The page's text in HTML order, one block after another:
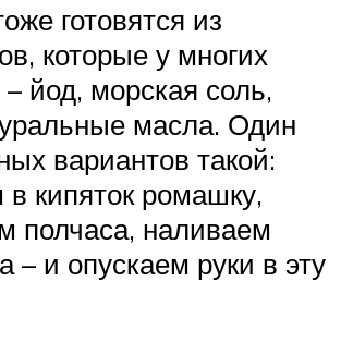
готовятся из
которые у многих
йод, морская соль,
масла. Один
вариантов такой:
кипяток ромашку,
полчаса, наливаем
– и опускаем руки в эту